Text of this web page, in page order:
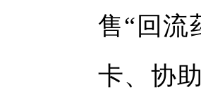
售“回流
卡、协